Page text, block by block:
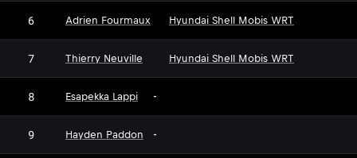
6 Adrien Fourmaux Hyundai Shell Mobis WRT
7 Thierry Neuville Hyundai Shell Mobis WRT
8 Esapekka Lappi -
9 Hayden Paddon -